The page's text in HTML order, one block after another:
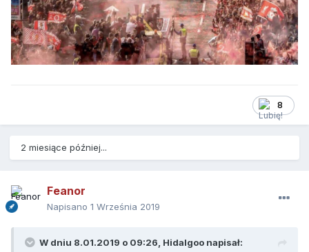
8
2 miesiące później...
Feanor
Napisano 1 Września 2019
W dniu 8.01.2019 o 09:26, Hidalgoo napisał: